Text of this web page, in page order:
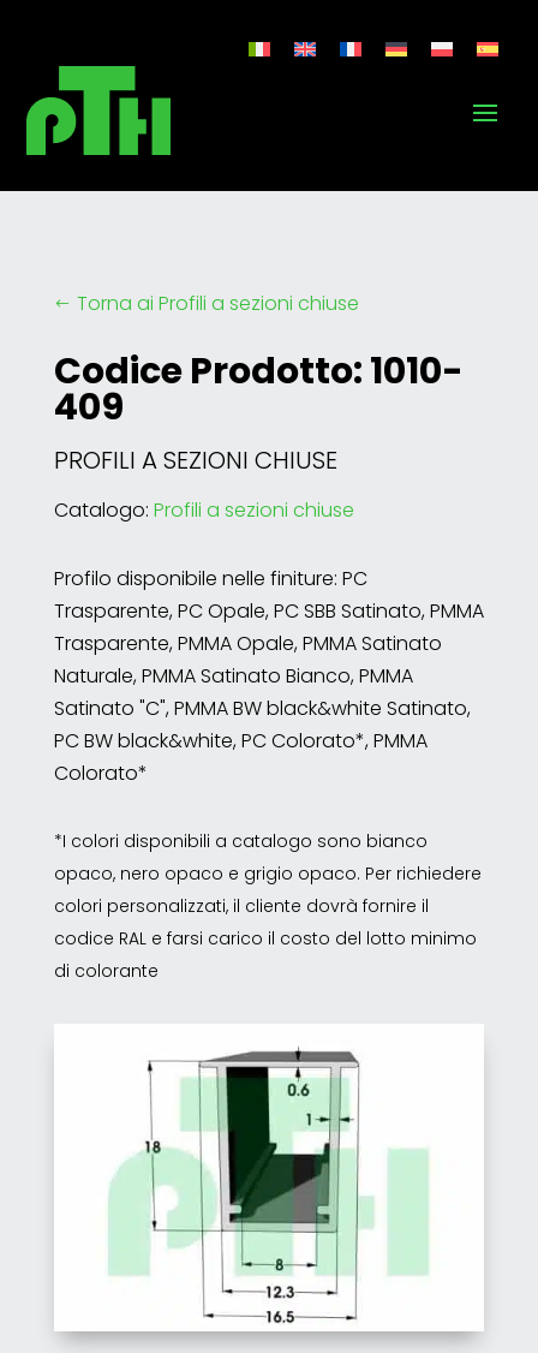
# Torna ai Profili a sezioni chiuse
Codice Prodotto: 1010-
409
PROFILI A SEZIONI CHIUSE
Catalogo: Profili a sezioni chiuse
Profilo disponibile nelle finiture: PC
Trasparente, PC Opale, PC SBB Satinato, PMMA
Trasparente, PMMA Opale, PMMA Satinato
Naturale, PMMA Satinato Bianco, PMMA
Satinato "C", PMMA BW black&white Satinato,
PC BW black&white, PC Colorato*, PMMA
Colorato*
*I colori disponibili a catalogo sono bianco
opaco, nero opaco e grigio opaco. Per richiedere
colori personalizzati, il cliente dovrà fornire il
codice RAL e farsi carico il costo del lotto minimo
di colorante